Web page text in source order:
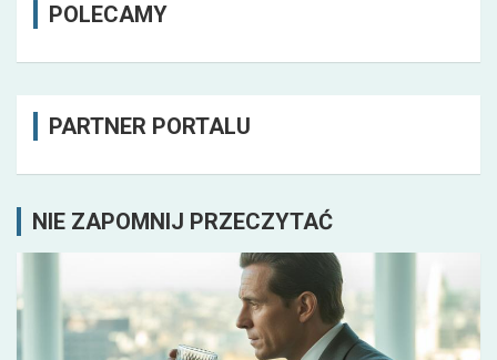
POLECAMY
PARTNER PORTALU
NIE ZAPOMNIJ PRZECZYTAĆ